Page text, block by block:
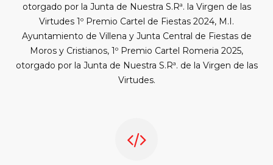
otorgado por la Junta de Nuestra S.Rª. la Virgen de las
Virtudes 1º Premio Cartel de Fiestas 2024, M.I.
Ayuntamiento de Villena y Junta Central de Fiestas de
Moros y Cristianos, 1º Premio Cartel Romeria 2025,
otorgado por la Junta de Nuestra S.Rª. de la Virgen de las
Virtudes.